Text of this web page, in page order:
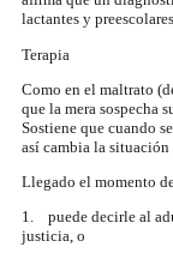
lactantes y
Terapia
Como en el maltrato
que la mera sospecha
Sostiene que cuando
así cambia la situación
Llegado el momento
1. puede decirle al
justicia, o